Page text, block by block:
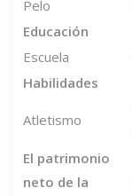
Pelo
Educación
Escuela
Habilidades
Atletismo
El patrimonio
neto de la